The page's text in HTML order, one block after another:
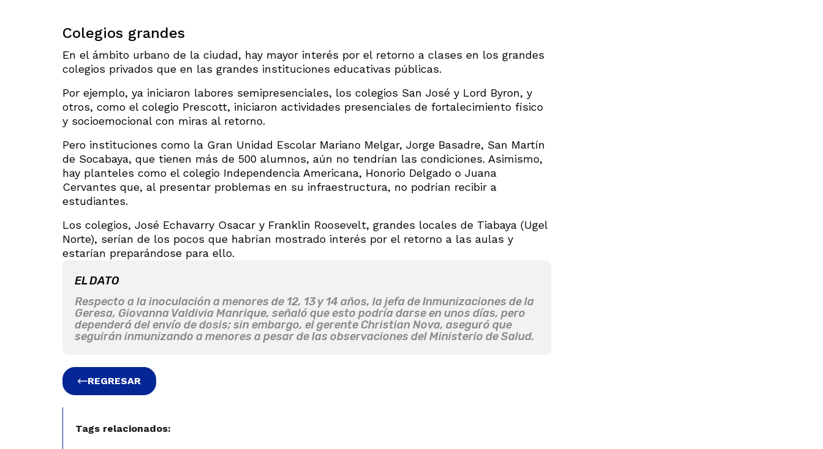
Colegios grandes
En el ámbito urbano de la ciudad, hay mayor interés por el retorno a clases en los grandes
colegios privados que en las grandes instituciones educativas públicas.
Por ejemplo, ya iniciaron labores semipresenciales, los colegios San José y Lord Byron, y
otros, como el colegio Prescott, iniciaron actividades presenciales de fortalecimiento físico
y socioemocional con miras al retorno.
Pero instituciones como la Gran Unidad Escolar Mariano Melgar, Jorge Basadre, San Martín
de Socabaya, que tienen más de 500 alumnos, aún no tendrían las condiciones. Asimismo,
hay planteles como el colegio Independencia Americana, Honorio Delgado o Juana
Cervantes que, al presentar problemas en su infraestructura, no podrían recibir a
estudiantes.
Los colegios, José Echavarry Osacar y Franklin Roosevelt, grandes locales de Tiabaya (Ugel
Norte), serían de los pocos que habrían mostrado interés por el retorno a las aulas y
estarían preparándose para ello.
EL DATO
Respecto a la inoculación a menores de 12, 13 y 14 años, la jefa de Inmunizaciones de la
Geresa, Giovanna Valdivia Manrique, señaló que esto podría darse en unos días, pero
dependerá del envío de dosis; sin embargo, el gerente Christian Nova, aseguró que
seguirán inmunizando a menores a pesar de las observaciones del Ministerio de Salud.
REGRESAR
Tags relacionados: